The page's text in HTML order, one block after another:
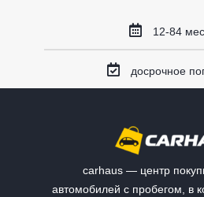
12-84
досрочное
carhaus — центр
автомобилей с пробегом, в